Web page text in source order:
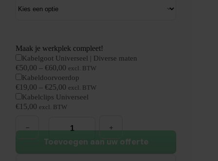
Maak je werkplek compleet!
Kabelgoot Universeel | Diverse maten
€50,00 – €60,00 excl. BTW
Kabeldoorvoerdop
€19,00 – €25,00 excl. BTW
Kabelclips Universeel
€15,00 excl. BTW
|
180x120cmToevoegen aan uw offerte